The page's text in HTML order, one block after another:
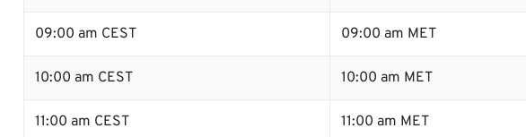
09:00 am CEST 09:00 am MET
10:00 am CEST 10:00 am MET
11:00 am CEST 11:00 am MET